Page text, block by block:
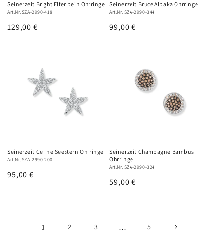
Seinerzeit Bright Elfenbein Ohrringe
Art.Nr. SZA-2990-418
Normaler
129,00 €
Seinerzeit Bruce Alpaka Ohrringe
Art.Nr. SZA-2990-344
Normaler
99,00 €
Seinerzeit Celine Seestern Ohrringe
Art.Nr. SZA-2990-200
Normaler
95,00 €
Seinerzeit Champagne Bambus
Ohrringe
Art.Nr. SZA-2990-324
Normaler
59,00 €
1 2 3 … 5